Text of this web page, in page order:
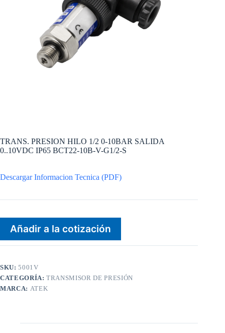
TRANS. PRESION HILO 1/2 0-10BAR SALIDA
0..10VDC IP65 BCT22-10B-V-G1/2-S
Descargar Informacion Tecnica (PDF)
Añadir a la cotización
SKU:5001V
CATEGORÍA:TRANSMISOR DE PRESIÓN
MARCA: ATEK